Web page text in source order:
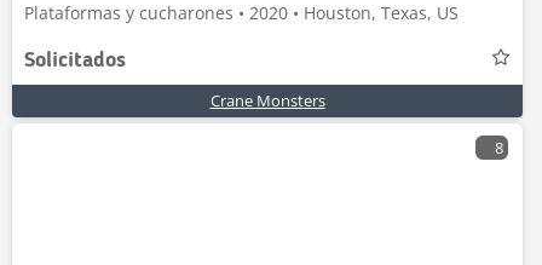
Plataformas y cucharones • 2020 • Houston, Texas, US
Solicitados
Crane Monsters
8